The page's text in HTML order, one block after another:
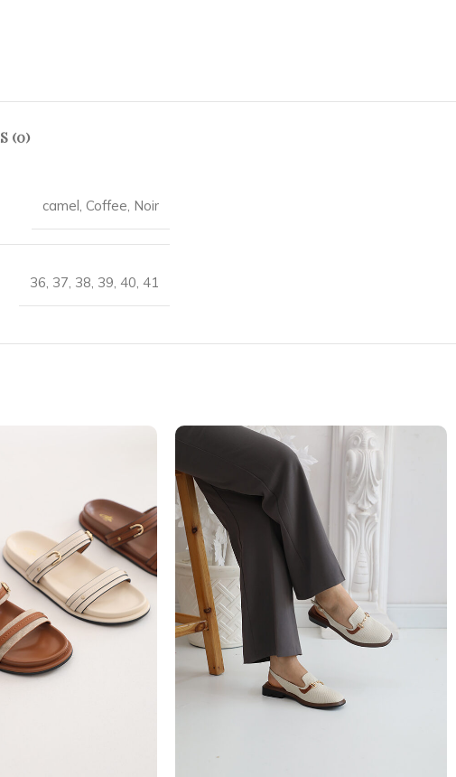
(0)
camel, Coffee, Noir
36, 37, 38, 39, 40, 41